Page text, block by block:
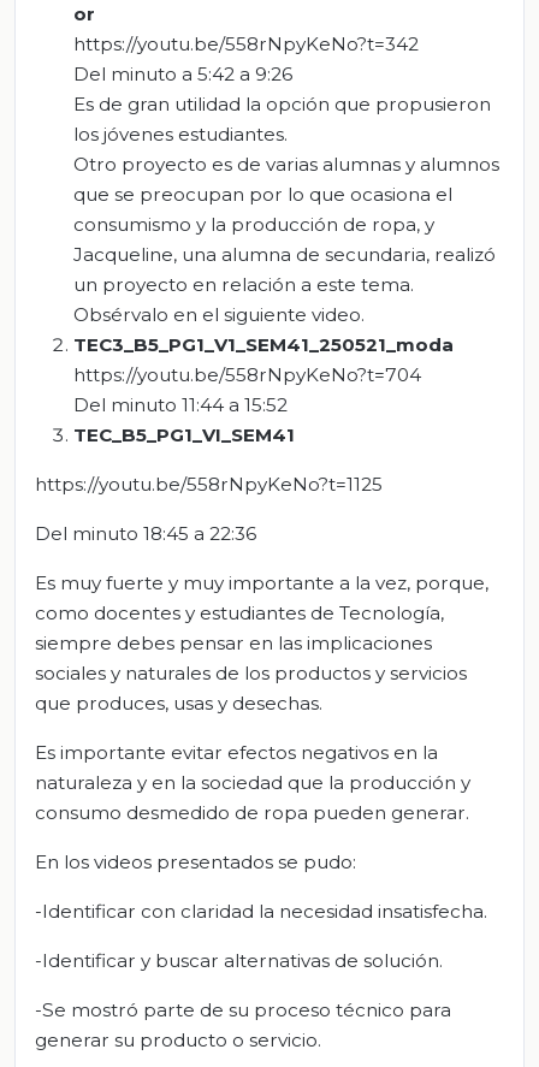
or
https://youtu.be/558rNpyKeNo?t=342
Del minuto a 5:42 a 9:26
Es de gran utilidad la opción que propusieron
los jóvenes estudiantes.
Otro proyecto es de varias alumnas y alumnos
que se preocupan por lo que ocasiona el
consumismo y la producción de ropa, y
Jacqueline, una alumna de secundaria, realizó
un proyecto en relación a este tema.
Obsérvalo en el siguiente video.
TEC3_B5_PG1_V1_SEM41_250521_moda
https://youtu.be/558rNpyKeNo?t=704
Del minuto 11:44 a 15:52
TEC_B5_PG1_VI_SEM41
https://youtu.be/558rNpyKeNo?t=1125
Del minuto 18:45 a 22:36
Es muy fuerte y muy importante a la vez, porque,
como docentes y estudiantes de Tecnología,
siempre debes pensar en las implicaciones
sociales y naturales de los productos y servicios
que produces, usas y desechas.
Es importante evitar efectos negativos en la
naturaleza y en la sociedad que la producción y
consumo desmedido de ropa pueden generar.
En los videos presentados se pudo:
-Identificar con claridad la necesidad insatisfecha.
-Identificar y buscar alternativas de solución.
-Se mostró parte de su proceso técnico para
generar su producto o servicio.